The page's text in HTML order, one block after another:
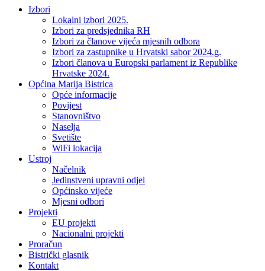
Izbori
Lokalni izbori 2025.
Izbori za predsjednika RH
Izbori za članove vijeća mjesnih odbora
Izbori za zastupnike u Hrvatski sabor 2024.g.
Izbori članova u Europski parlament iz Republike
Hrvatske 2024.
Općina Marija Bistrica
Opće informacije
Povijest
Stanovništvo
Naselja
Svetište
WiFi lokacija
Ustroj
Načelnik
Jedinstveni upravni odjel
Općinsko vijeće
Mjesni odbori
Projekti
EU projekti
Nacionalni projekti
Proračun
Bistrički glasnik
Kontakt